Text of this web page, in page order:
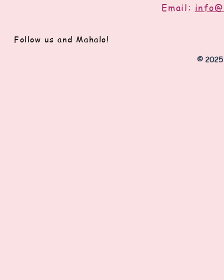
Email:
Follow us and Mahalo!
© 2025